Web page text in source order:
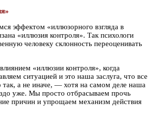
эффектом «иллюзорного взгляда в
«иллюзия контроля». Так психологи
человеку склонность переоценивать
«иллюзии контроля», когда
ситуацией и это наша заслуга, что все
так, а не иначе, — хотя на самом деле наша
уже. Мы просто отбрасываем прочь
причин и упрощаем механизм действия